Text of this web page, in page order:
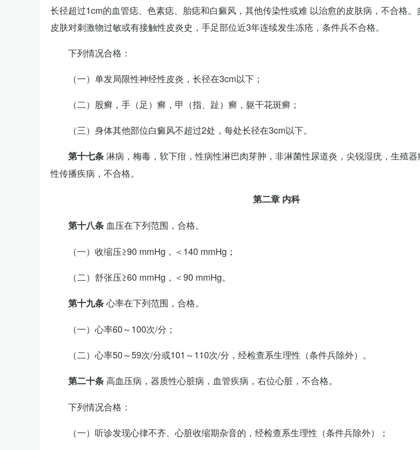
长径超过1cm的血管痣、色素痣、胎痣和白癜风，其他传染性或难 以治愈的皮肤病，不合格。
皮肤对刺激物过敏或有接触性皮炎史，手足部位近3年连续发生冻疮，条件兵不合格。
下列情况合格：
（一）单发局限性神经性皮炎，长径在3cm以下；
（二）股癣，手（足）癣，甲（指、趾）癣，躯干花斑癣；
（三）身体其他部位白癜风不超过2处，每处长径在3cm以下。
第十七条淋病，梅毒，软下疳，性病性淋巴肉芽肿，非淋菌性尿道炎，尖锐湿疣，生殖
性传播疾病，不合格。
第二章 内科
第十八条 血压在下列范围，合格。
（一）收缩压≥90 mmHg，＜140 mmHg；
（二）舒张压≥60 mmHg，＜90 mmHg。
第十九条心率在下列范围，合格。
（一）心率60～100次/分；
（二）心率50～59次/分或101～110次/分，经检查系生理性（条件兵除外）。
第二十条 高血压病，器质性心脏病，血管疾病，右位心脏，不合格。
下列情况合格：
（一）听诊发现心律不齐、心脏收缩期杂音的，经检查系生理性（条件兵除外）；